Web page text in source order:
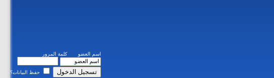
اسم العضو كلمة المرور
حفظ البيانات؟